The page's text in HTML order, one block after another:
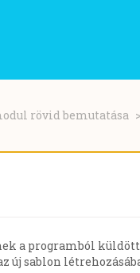
rövid bemutatása
a programból
új sablon